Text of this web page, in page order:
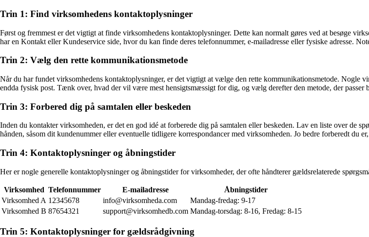
Trin 1: Find virksomhedens kontaktoplysninger
Først og fremmest er det vigtigt at finde virksomhedens kontaktoplysninger. Dette kan normalt gøres ved at besøge
har en Kontakt eller Kundeservice side, hvor du kan finde deres telefonnummer, e-mailadresse eller fysiske adresse.
Trin 2: Vælg den rette kommunikationsmetode
Når du har fundet virksomhedens kontaktoplysninger, er det vigtigt at vælge den rette kommunikationsmetode.
endda fysisk post. Tænk over, hvad der vil være mest hensigtsmæssigt for dig, og vælg derefter den metode, der passer
Trin 3: Forbered dig på samtalen eller beskeden
Inden du kontakter virksomheden, er det en god idé at forberede dig på samtalen eller beskeden. Lav en liste over de
hånden, såsom dit kundenummer eller eventuelle tidligere korrespondancer med virksomheden. Jo bedre forberedt du
Trin 4: Kontaktoplysninger og åbningstider
Her er nogle generelle kontaktoplysninger og åbningstider for virksomheder, der ofte håndterer gældsrelaterede
Virksomhed Telefonnummer E-mailadresse
Åbningstider
Virksomhed A 12345678 info@virksomheda.com
Mandag-fredag: 9-17
Virksomhed B 87654321 support@virksomhedb.com Mandag-torsdag: 8-16, Fredag: 8-15
Trin 5: Kontaktoplysninger for gældsrådgivning